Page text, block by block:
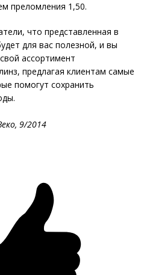
преломления 1,50.
что представленная в
для вас полезной, и вы
ассортимент
предлагая клиентам самые
помогут сохранить
9/2014